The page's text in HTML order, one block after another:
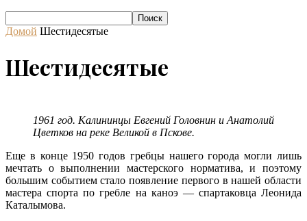
Домой Шестидесятые
Шестидесятые
1961 год. Калининцы Евгений Головнин и Анатолий
Цветков на реке Великой в Пскове.
Еще в конце 1950 годов гребцы нашего города могли лишь
мечтать о выполнении мастерского норматива, и поэтому
большим событием стало появление первого в нашей области
мастера спорта по гребле на каноэ — спартаковца Леонида
Каталымова.